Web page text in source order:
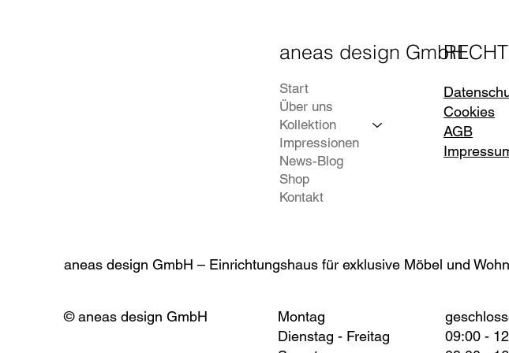
aneas design GmbH
Start
Über uns
Kollektion
Impressionen
News-Blog
Shop
Kontakt
Cookies
AGB
© aneas design GmbH
09:00 -
Montag
Dienstag - Freitag
aneas design GmbH – Einrichtungshaus für exklusive Möbel und